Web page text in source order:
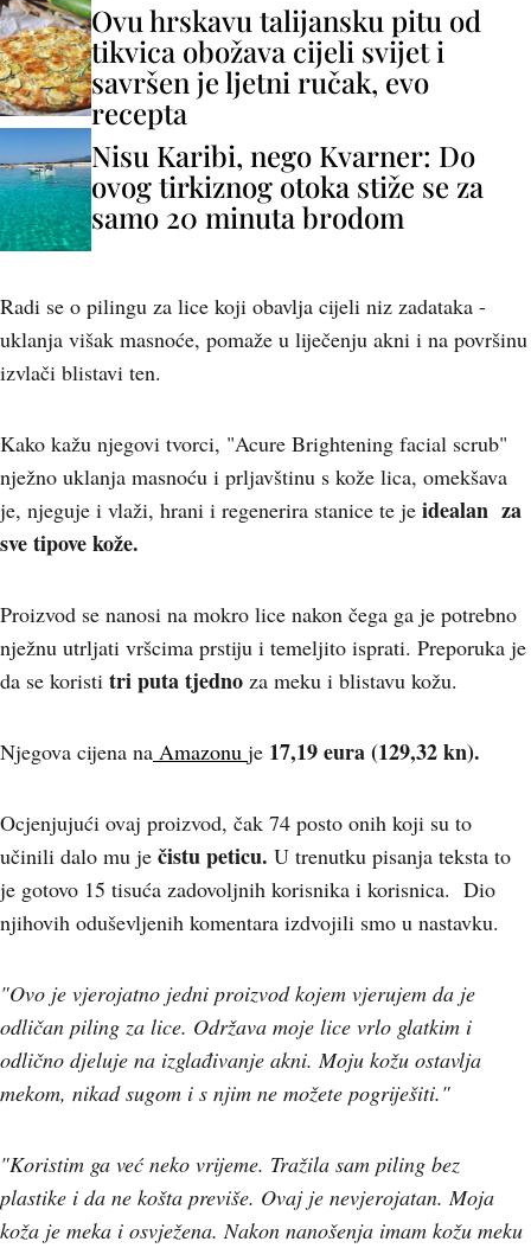
Ovu hrskavu talijansku pitu od
tikvica obožava cijeli svijet i
savršen je ljetni ručak, evo
recepta
Nisu Karibi, nego Kvarner: Do
ovog tirkiznog otoka stiže se za
samo 20 minuta brodom
Radi se o pilingu za lice koji obavlja cijeli niz zadataka -
uklanja višak masnoće, pomaže u liječenju akni i na površinu
izvlači blistavi ten.
Kako kažu njegovi tvorci, "Acure Brightening facial scrub"
nježno uklanja masnoću i prljavštinu s kože lica, omekšava
je, njeguje i vlaži, hrani i regenerira stanice te je idealan za
sve tipove kože.
Proizvod se nanosi na mokro lice nakon čega ga je potrebno
nježnu utrljati vršcima prstiju i temeljito isprati. Preporuka je
da se koristi tri puta tjedno za meku i blistavu kožu.
Njegova cijena na Amazonu je 17,19 eura (129,32 kn).
Ocjenjujući ovaj proizvod, čak 74 posto onih koji su to
učinili dalo mu je čistu peticu. U trenutku pisanja teksta to
je gotovo 15 tisuća zadovoljnih korisnika i korisnica. Dio
njihovih oduševljenih komentara izdvojili smo u nastavku.
"Ovo je vjerojatno jedni proizvod kojem vjerujem da je
odličan piling za lice. Održava moje lice vrlo glatkim i
odlično djeluje na izglađivanje akni. Moju kožu ostavlja
mekom, nikad sugom i s njim ne možete pogriješiti."
"Koristim ga već neko vrijeme. Tražila sam piling bez
plastike i da ne košta previše. Ovaj je nevjerojatan. Moja
koža je meka i osvježena. Nakon nanošenja imam kožu meku